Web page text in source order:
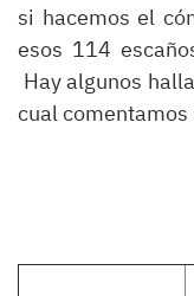
si hacemos el
esos 114
Hay algunos
cual